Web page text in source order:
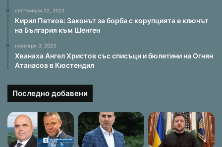
септември 22, 2023
Кирил Петков: Законът за борба с корупцията е ключът
на България към Шенген
ноември 3, 2023
Хванаха Ангел Христов със списъци и бюлетини на Огнян
Атанасов в Кюстендил
Последно добавени